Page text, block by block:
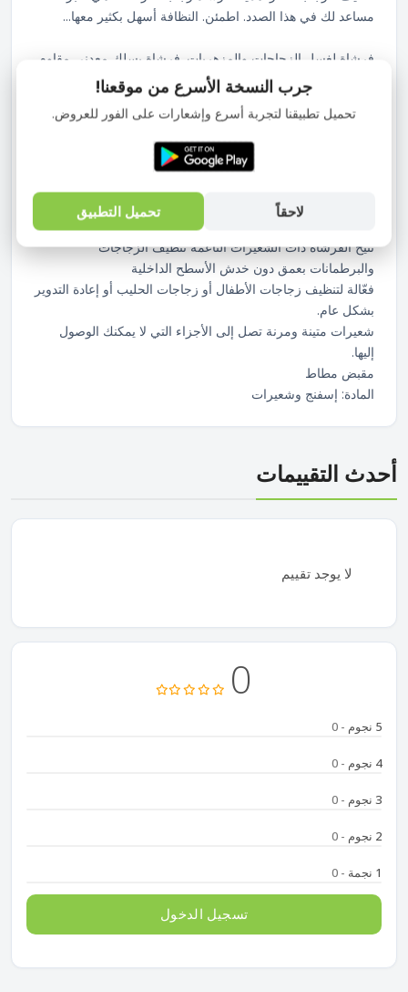
مساعد لك في هذا الصدد. اطمئن. النظافة أسهل بكثير معها...
فرشاة لغسل الزجاجات والمزهريات. فرشاة بسلك معدني مقاوم
ومرن، للوصول إلى المساحات العميقة. تعمل الشعيرات الناعمة
على إزالة الأوساخ والبقايا من الجدران وأسفل الزجاجات
والمزهريات دون خدش الأسطح.
فرشاة زجاجات ذات سلك معدني مرن، للوصول إلى المساحات
تتيح الفرشاة ذات الشعيرات الناعمة تنظيف الزجاجات
والبرطمانات بعمق دون خدش الأسطح الداخلية
فعّالة لتنظيف زجاجات الأطفال أو زجاجات الحليب أو إعادة التدوير
بشكل عام.
شعيرات متينة ومرنة تصل إلى الأجزاء التي لا يمكنك الوصول
إليها.
مقبض مطاط
المادة: إسفنج وشعيرات
أحدث التقييمات
لا يوجد تقييم
0
5 نجوم - 0
4 نجوم - 0
3 نجوم - 0
2 نجوم - 0
1 نجمة - 0
تسجيل الدخول
جرب النسخة الأسرع من موقعنا!
تحميل تطبيقنا لتجربة أسرع وإشعارات على الفور للعروض.
لاحقاً تحميل التطبيق